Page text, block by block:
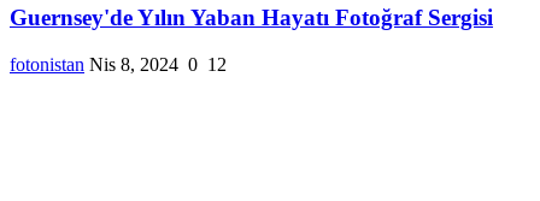
Guernsey'de Yılın Yaban Hayatı Fotoğraf Sergisi
fotonistan Nis 8, 2024 0 12